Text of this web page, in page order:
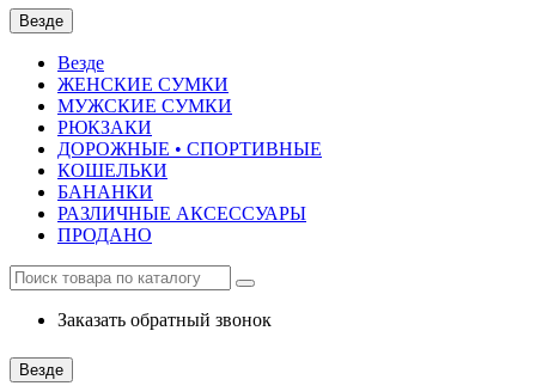
Везде
Везде
ЖЕНСКИЕ СУМКИ
МУЖСКИЕ СУМКИ
РЮКЗАКИ
ДОРОЖНЫЕ • СПОРТИВНЫЕ
КОШЕЛЬКИ
БАНАНКИ
РАЗЛИЧНЫЕ АКСЕССУАРЫ
ПРОДАНО
Заказать обратный звонок
Везде